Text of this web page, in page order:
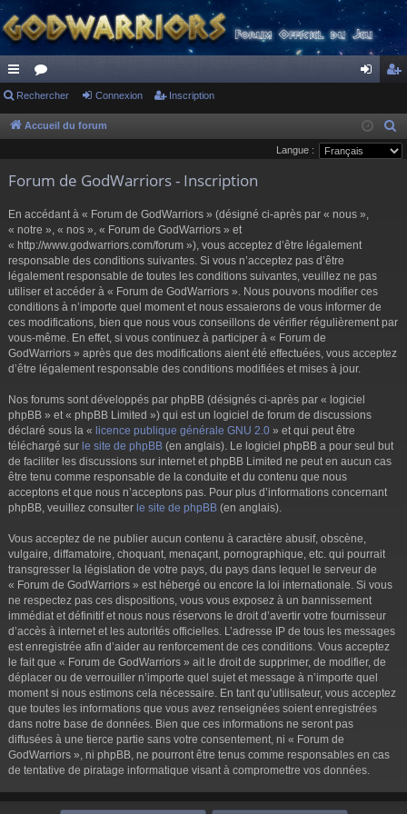
ac
co
ci
or
u
s
ne cri
pti
Rechercher Connexion Inscription
Accueil du forum
e
Langue :
Forum de GodWarriors - Inscription
En accédant à « Forum de GodWarriors » (désigné ci-après par « nous »,
« notre », « nos », « Forum de GodWarriors » et
« http://www.godwarriors.com/forum »), vous acceptez d’être légalement
responsable des conditions suivantes. Si vous n’acceptez pas d’être
légalement responsable de toutes les conditions suivantes, veuillez ne pas
utiliser et accéder à « Forum de GodWarriors ». Nous pouvons modifier ces
conditions à n’importe quel moment et nous essaierons de vous informer de
ces modifications, bien que nous vous conseillons de vérifier régulièrement par
vous-même. En effet, si vous continuez à participer à « Forum de
GodWarriors » après que des modifications aient été effectuées, vous acceptez
d’être légalement responsable des conditions modifiées et mises à jour.
Nos forums sont développés par phpBB (désignés ci-après par « logiciel
phpBB » et « phpBB Limited ») qui est un logiciel de forum de discussions
déclaré sous la « licence publique générale GNU 2.0 » et qui peut être
téléchargé sur le site de phpBB (en anglais). Le logiciel phpBB a pour seul but
de faciliter les discussions sur internet et phpBB Limited ne peut en aucun cas
être tenu comme responsable de la conduite et du contenu que nous
acceptons et que nous n’acceptons pas. Pour plus d’informations concernant
phpBB, veuillez consulter le site de phpBB (en anglais).
Vous acceptez de ne publier aucun contenu à caractère abusif, obscène,
vulgaire, diffamatoire, choquant, menaçant, pornographique, etc. qui pourrait
transgresser la législation de votre pays, du pays dans lequel le serveur de
« Forum de GodWarriors » est hébergé ou encore la loi internationale. Si vous
ne respectez pas ces dispositions, vous vous exposez à un bannissement
immédiat et définitif et nous nous réservons le droit d’avertir votre fournisseur
d’accès à internet et les autorités officielles. L’adresse IP de tous les messages
est enregistrée afin d’aider au renforcement de ces conditions. Vous acceptez
le fait que « Forum de GodWarriors » ait le droit de supprimer, de modifier, de
déplacer ou de verrouiller n’importe quel sujet et message à n’importe quel
moment si nous estimons cela nécessaire. En tant qu’utilisateur, vous acceptez
que toutes les informations que vous avez renseignées soient enregistrées
dans notre base de données. Bien que ces informations ne seront pas
diffusées à une tierce partie sans votre consentement, ni « Forum de
GodWarriors », ni phpBB, ne pourront être tenus comme responsables en cas
de tentative de piratage informatique visant à compromettre vos données.